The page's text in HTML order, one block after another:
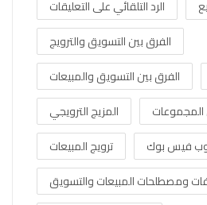
الرد التلقائي على التعليقات
الفرق بين التسويق والترويج
الفرق بين التسويق والمبيعات
المزيج الترويجي
المجموعات
ترويج المبيعات
فيس بوك
ومصطلحات المبيعات والتسويق